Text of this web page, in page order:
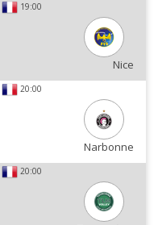
19:00
Nice
20:00
Narbonne
20:00